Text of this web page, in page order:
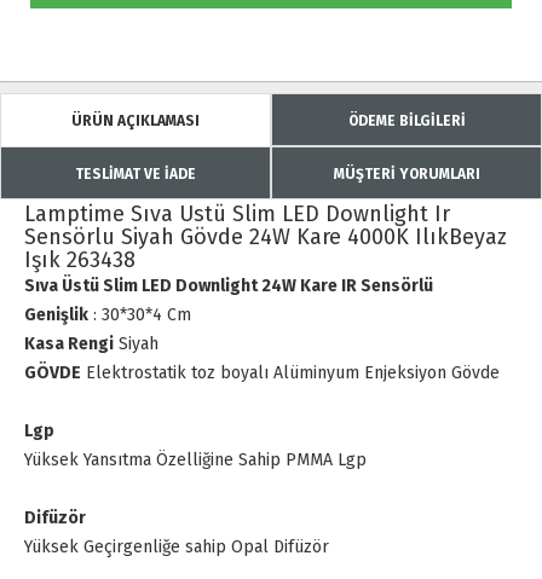
ÜRÜN AÇIKLAMASI ÖDEME BİLGİLERİ
TESLİMAT VE İADE MÜŞTERİ YORUMLARI
Lamptime Sıva Üstü Slim LED Downlight Ir
Sensörlu Siyah Gövde 24W Kare 4000K IlıkBeyaz
Işık 263438
Sıva Üstü Slim LED Downlight24W Kare IR Sensörlü
Genişlik : 30*30*4 Cm
Kasa Rengi Siyah
GÖVDE Elektrostatik toz boyalı Alüminyum Enjeksiyon Gövde
Lgp
Yüksek Yansıtma Özelliğine Sahip PMMA Lgp
Difüzör
Yüksek Geçirgenliğe sahip Opal Difüzör